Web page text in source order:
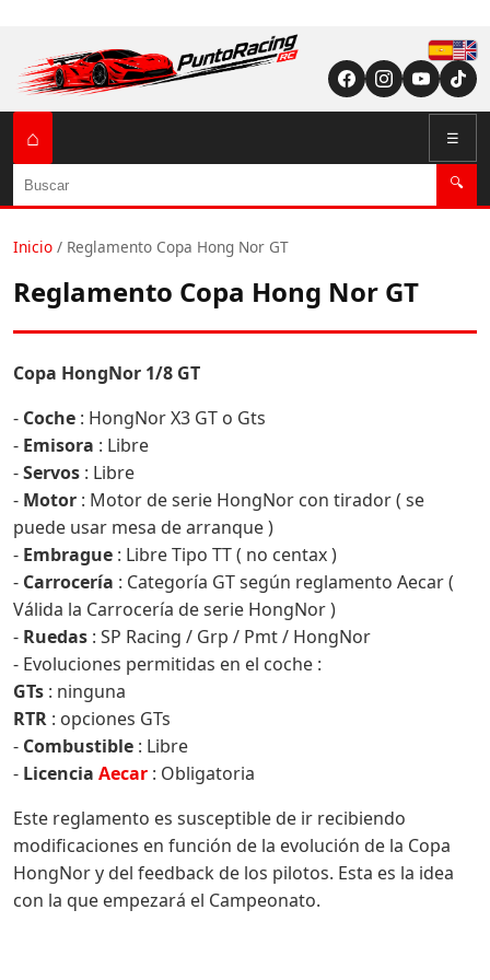
English (US /
⌂ ☰
Buscar 🔍
Inicio / Reglamento Copa Hong Nor GT
Reglamento Copa Hong Nor GT
Copa HongNor 1/8 GT
- Coche : HongNor X3 GT o Gts
- Emisora : Libre
-Servos : Libre
- Motor : Motor de serie HongNor con tirador ( se
puede usar mesa de arranque )
- Embrague : Libre Tipo TT ( no centax )
- Carrocería : Categoría GT según reglamento Aecar (
Válida la Carrocería de serie HongNor )
- Ruedas : SP Racing / Grp / Pmt / HongNor
- Evoluciones permitidas en el coche :
GTs : ninguna
RTR : opciones GTs
- Combustible : Libre
- Licencia Aecar : Obligatoria
Este reglamento es susceptible de ir recibiendo
modificaciones en función de la evolución de la Copa
HongNor y del feedback de los pilotos. Esta es la idea
con la que empezará el Campeonato.